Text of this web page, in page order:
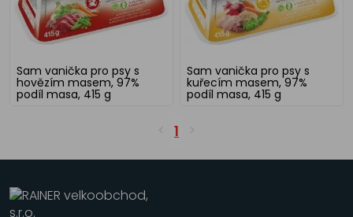
Sam vanička pro psy s
hovězím masem, 97%
podíl masa, 415 g
Sam vanička pro psy s
kuřecím masem, 97%
podíl masa, 415 g
1